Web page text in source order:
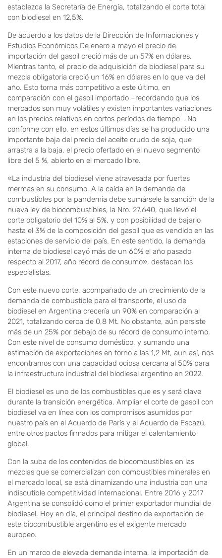
establezca la Secretaría de Energía, totalizando el corte total
con biodiesel en 12,5%.
De acuerdo a los datos de la Dirección de Informaciones y
Estudios Económicos De enero a mayo el precio de
importación del gasoil creció más de un 57% en dólares.
Mientras tanto, el precio de adquisición de biodiesel para su
mezcla obligatoria creció un 16% en dólares en lo que va del
año. Esto torna más competitivo a este último, en
comparación con el gasoil importado –recordando que los
mercados son muy volátiles y existen importantes variaciones
en los precios relativos en cortos períodos de tiempo-. No
conforme con ello, en estos últimos días se ha producido una
importante baja del precio del aceite crudo de soja, que
arrastra a la baja, el precio ofertado en el nuevo segmento
libre del 5 %, abierto en el mercado libre.
«La industria del biodiesel viene atravesada por fuertes
mermas en su consumo. A la caída en la demanda de
combustibles por la pandemia debe sumársele la sanción de la
nueva ley de biocombustibles, la Nro. 27.640, que llevó el
corte obligatorio del 10% al 5%, y con posibilidad de bajarlo
hasta el 3% de la composición del gasoil que es vendido en las
estaciones de servicio del país. En este sentido, la demanda
interna de biodiesel cayó más de un 60% el año pasado
respecto al 2017, año récord de consumo», destacan los
especialistas.
Con este nuevo corte, acompañado de un crecimiento de la
demanda de combustible para el transporte, el uso de
biodiesel en Argentina crecería un 90% en comparación al
2021, totalizando cerca de 0,8 Mt. No obstante, aún persiste
más de un 25% por debajo de su récord de consumo interno.
Con este nivel de consumo doméstico, y sumando una
estimación de exportaciones en torno a las 1,2 Mt, aun así, nos
encontramos con una capacidad ociosa cercana al 50% para
la infraestructura industrial del biodiesel argentino en 2022.
El biodiesel es uno de los combustibles que es y será clave
durante la transición energética. Ampliar el corte de gasoil con
biodiesel va en línea con los compromisos asumidos por
nuestro país en el Acuerdo de París y el Acuerdo de Escazú,
entre otros pactos firmados para mitigar el calentamiento
global.
Con la suba de los contenidos de biocombustibles en las
mezclas que se comercializan con combustibles minerales en
el mercado local, se está dinamizando una industria con una
indiscutible competitividad internacional. Entre 2016 y 2017
Argentina se consolidó como el primer exportador mundial de
biodiesel. Hoy en día, el principal destino de exportación de
este biocombustible argentino es el exigente mercado
europeo.
En un marco de elevada demanda interna, la importación de